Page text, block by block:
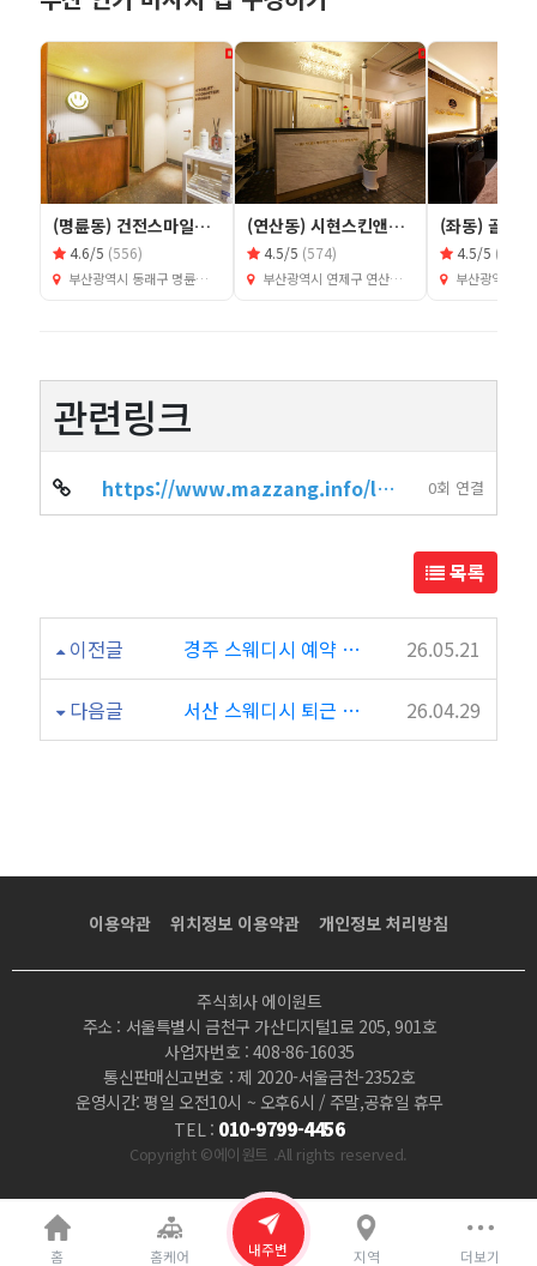
(명륜동) 건전스마일테라피
4.6/5 (556)
부산광역시 동래구 명륜동 401-1
(연산동) 시현스킨앤바디케어
4.5/5 (574)
부산광역시 연제구 연산동 1241-5
(좌동) 골드
4.5/5 (659)
부산광역시 해운대
관련링크
https://www.mazzang.info/location_shop.php?sido=%EB%B6%80%EC%82%B0&gug… 0회 연결
목록
이전글 경주 스웨디시 예약 많은 인기 샵 추천 5곳 26.05.21
다음글 서산 스웨디시 퇴근 후 힐링하기 좋은 인기 샵 BEST 5 26.04.29
이용약관 위치정보 이용약관 개인정보 처리방침
주식회사 에이원트
주소 : 서울특별시 금천구 가산디지털1로 205, 901호
사업자번호 : 408-86-16035
통신판매신고번호 : 제 2020-서울금천-2352호
운영시간: 평일 오전10시 ~ 오후6시 / 주말,공휴일 휴무
TEL : 010-9799-4456
Copyright ©에이원트 .All rights reserved.
홈 홈케어 내주변 지역 더보기